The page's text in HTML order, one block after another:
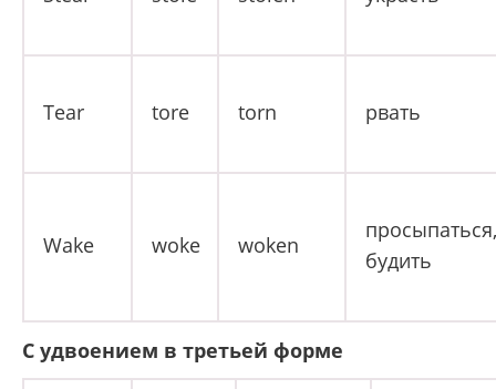
Tear tore torn рвать
Wake woke woken
просыпаться,
будить
С удвоением в третьей форме